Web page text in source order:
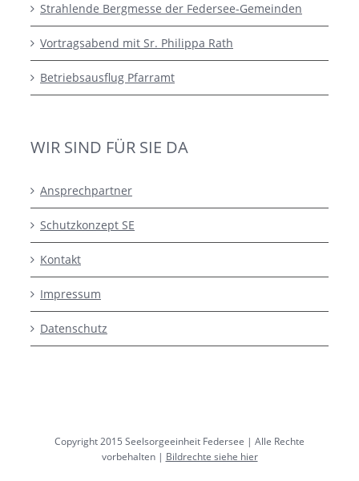
Strahlende Bergmesse der Federsee-Gemeinden
Vortragsabend mit Sr. Philippa Rath
Betriebsausflug Pfarramt
WIR SIND FÜR SIE DA
Ansprechpartner
Schutzkonzept SE
Kontakt
Impressum
Datenschutz
Copyright 2015 Seelsorgeeinheit Federsee | Alle Rechte
vorbehalten | Bildrechte siehe hier